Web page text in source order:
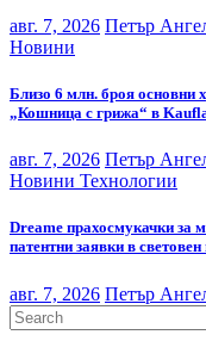
авг. 7, 2026 Петър
Новини
Близо 6 млн. броя основни
„Кошница с грижа“ в
авг. 7, 2026 Петър
Новини Технологии
Dreame прахосмукачки за
патентни заявки в
авг. 7, 2026 Петър